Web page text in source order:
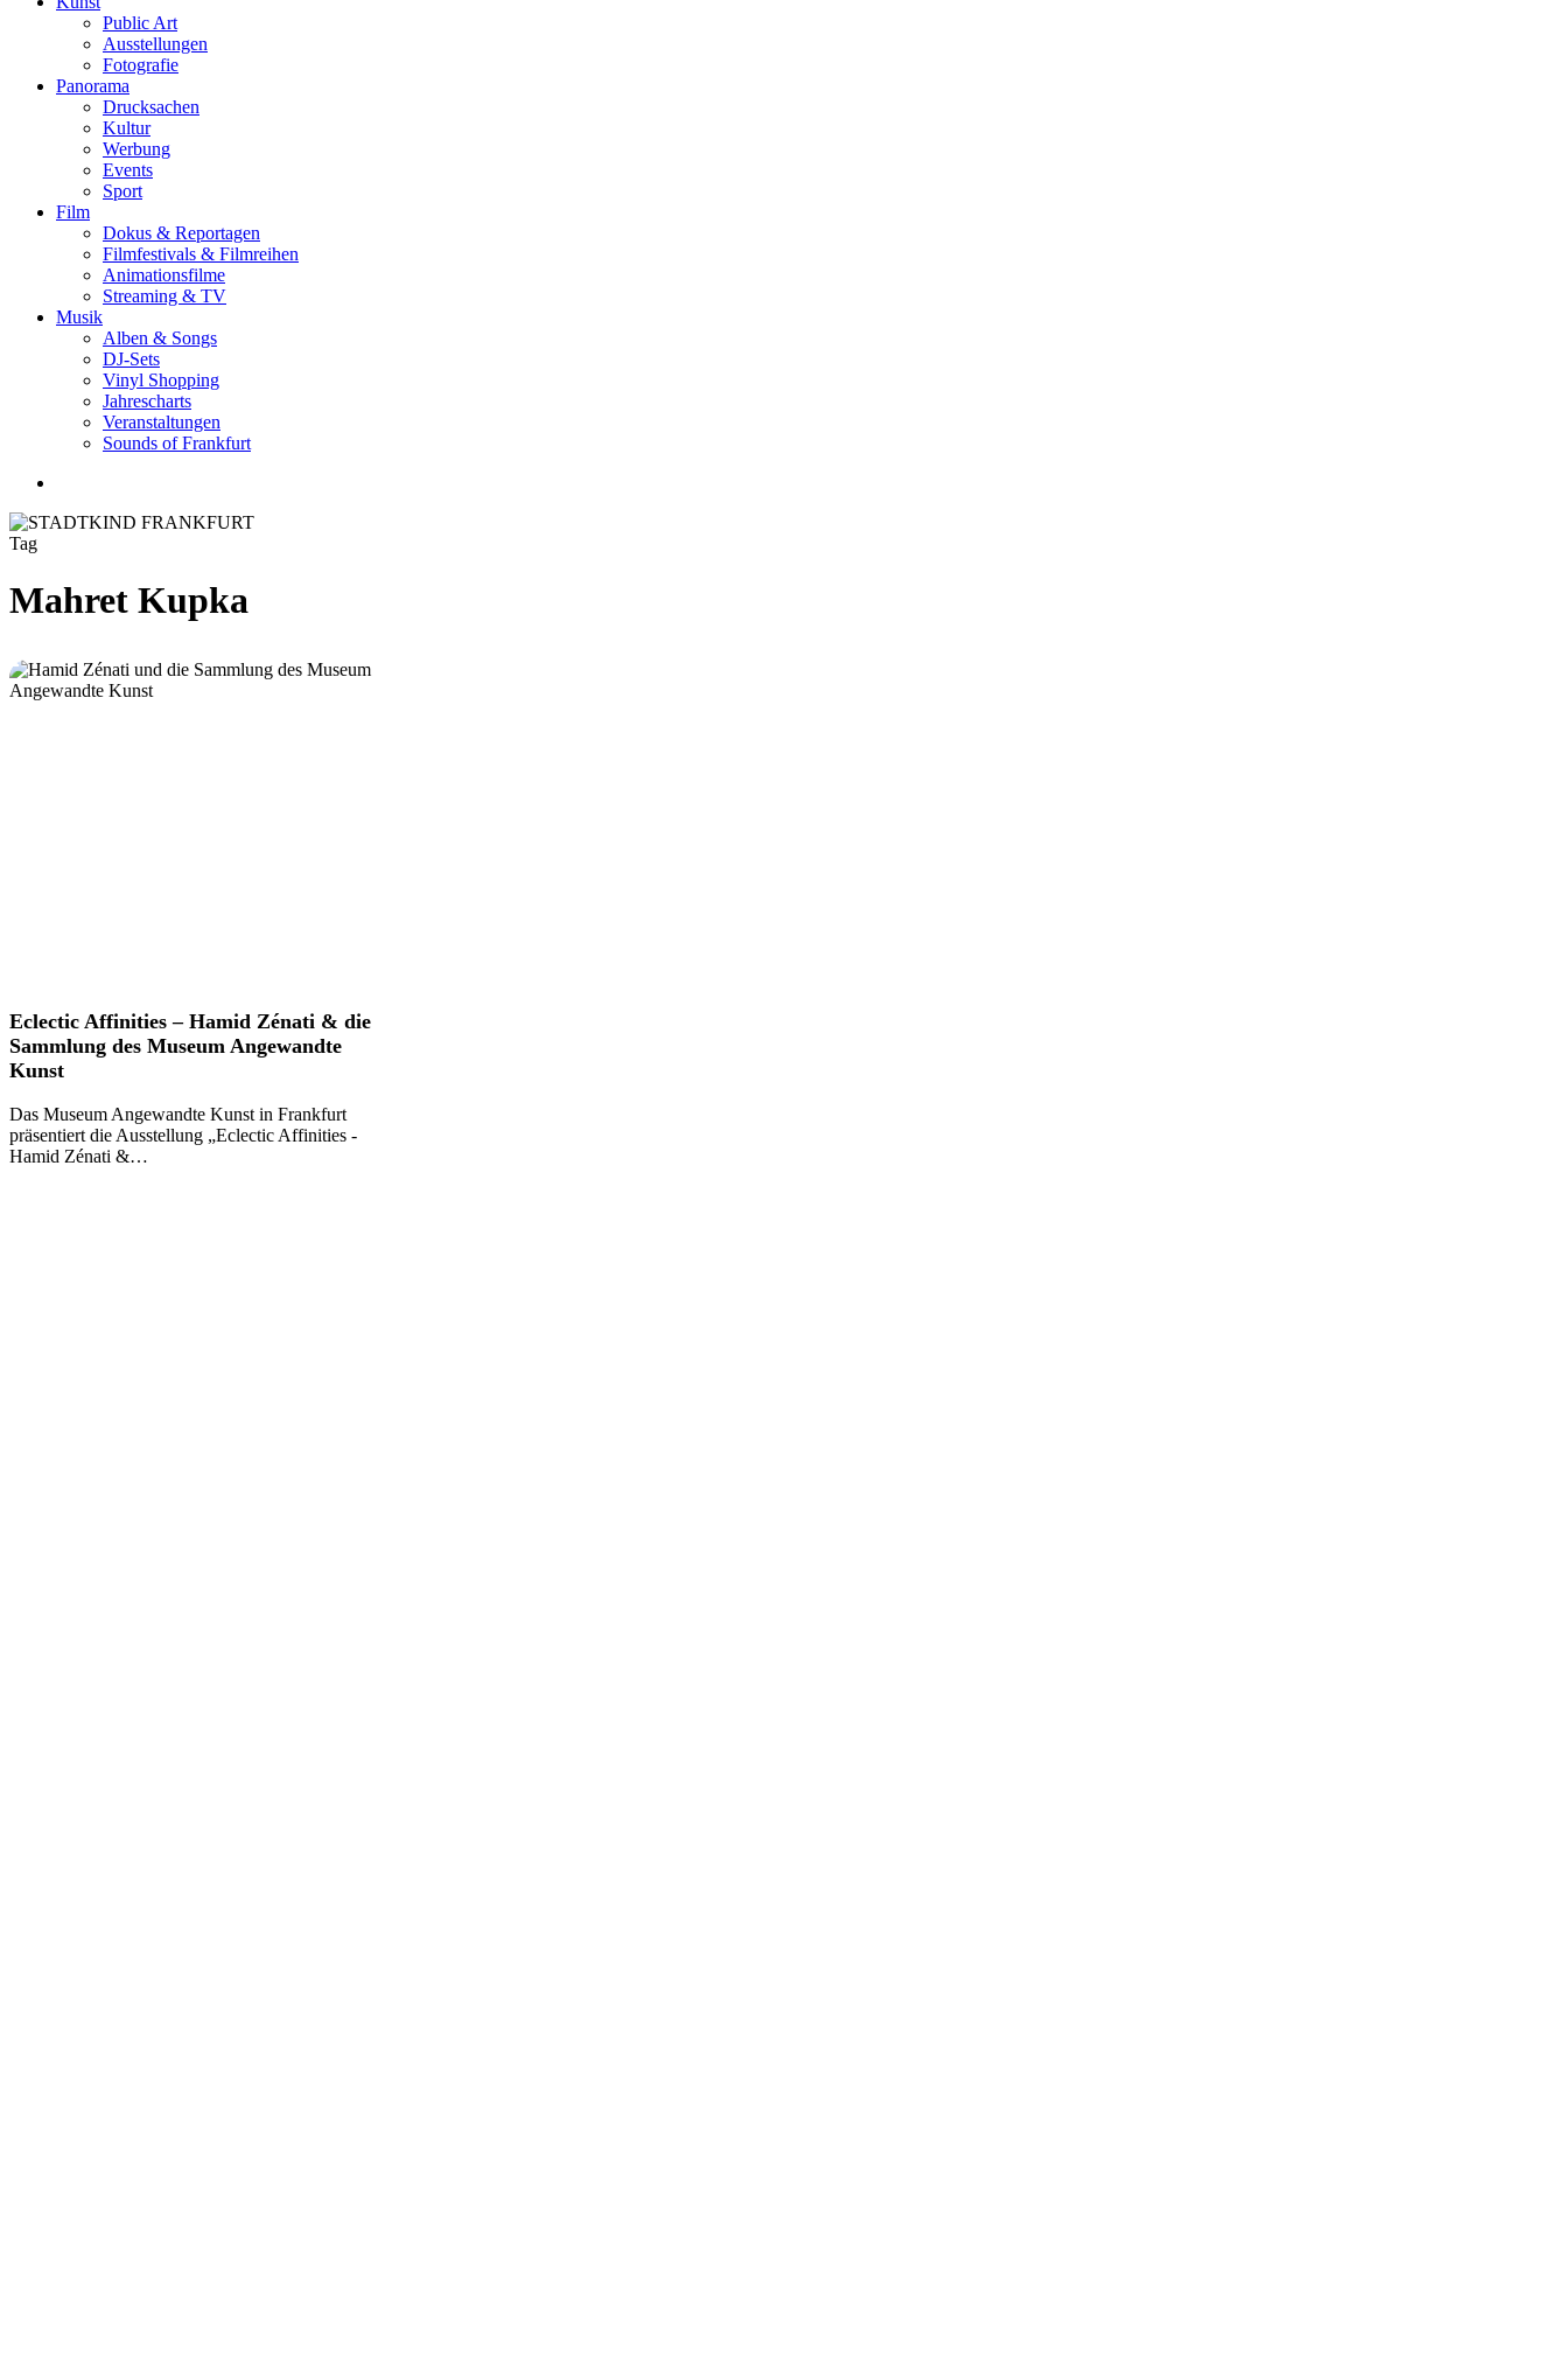
Public Art
Ausstellungen
Fotografie
Panorama
Drucksachen
Kultur
Werbung
Events
Sport
Film
Dokus & Reportagen
Filmfestivals & Filmreihen
Animationsfilme
Streaming & TV
Musik
Alben & Songs
DJ-Sets
Vinyl Shopping
Jahrescharts
Veranstaltungen
Sounds of Frankfurt
Tag
Mahret Kupka
Eclectic
Affinities
–
Hamid
&
die
Sammlung
Eclectic Affinities – Hamid Zénati & die
Sammlung des Museum Angewandte
Kunst
Das Museum Angewandte Kunst in Frankfurt
präsentiert die Ausstellung „Eclectic Affinities -
Hamid Zénati &…